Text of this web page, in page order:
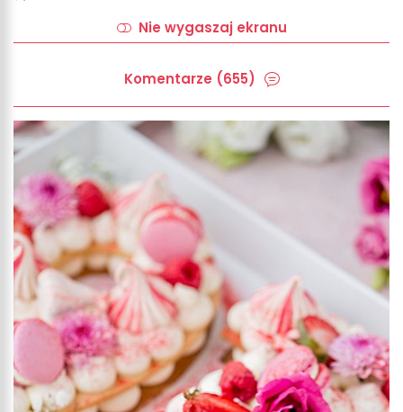
Nie wygaszaj ekranu
Komentarze (655)